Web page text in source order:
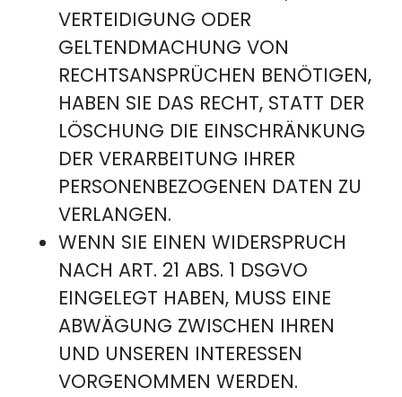
VERTEIDIGUNG ODER
GELTENDMACHUNG VON
RECHTSANSPRÜCHEN BENÖTIGEN,
HABEN SIE DAS RECHT, STATT DER
LÖSCHUNG DIE EINSCHRÄNKUNG
DER VERARBEITUNG IHRER
PERSONENBEZOGENEN DATEN ZU
VERLANGEN.
WENN SIE EINEN WIDERSPRUCH
NACH ART. 21 ABS. 1 DSGVO
EINGELEGT HABEN, MUSS EINE
ABWÄGUNG ZWISCHEN IHREN
UND UNSEREN INTERESSEN
VORGENOMMEN WERDEN.